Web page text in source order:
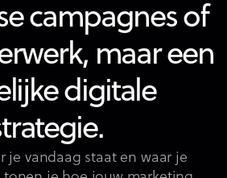
campagnes of
maar een
digitale
je vandaag staat en waar je